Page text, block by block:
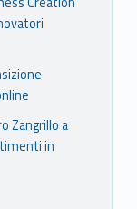
Zangrillo a
in